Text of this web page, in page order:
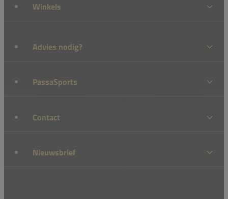
Winkels
Advies nodig?
PassaSports
Contact
Nieuwsbrief